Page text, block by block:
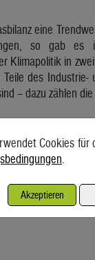
eine
so gab
Klimapolitik in
des
– dazu zählen
hat sie jedem
umfasst sind,
das nicht, muss
haben. Laut
Cookies für
Akzeptieren